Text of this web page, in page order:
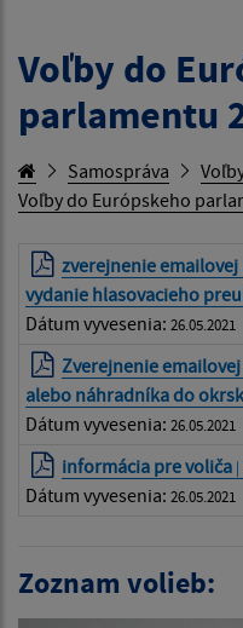
Voľby do
parlamentu
Samospráva
Voľby do Európskeho
zverejnenie
vydanie hlasovacieho
Dátum vyvesenia: 26.05.2021
Zverejnenie
alebo náhradníka do
Dátum vyvesenia: 26.05.2021
informácia pre voliča |
Dátum vyvesenia: 26.05.2021
Zoznam volieb: